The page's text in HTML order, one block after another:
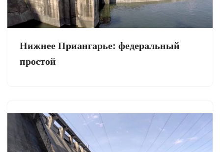
Нижнее Приангарье: федеральный
простой